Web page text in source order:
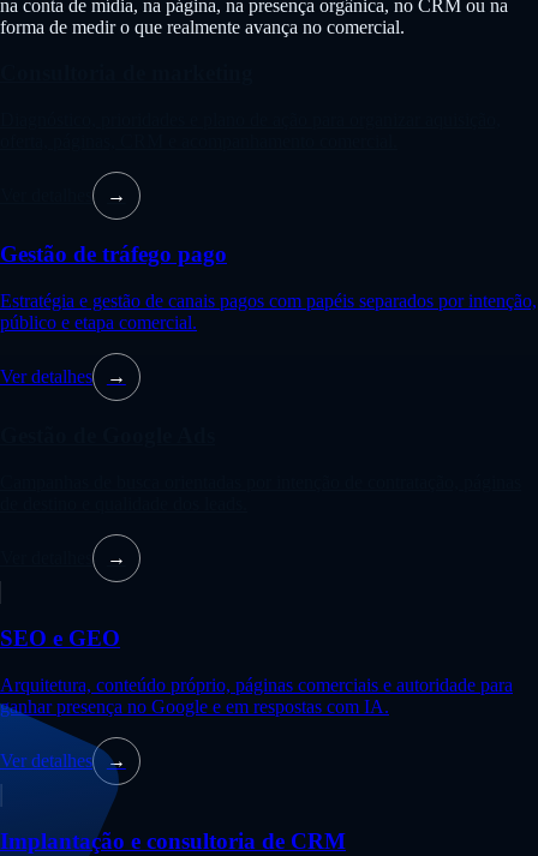
na conta de mídia, na página, na presença orgânica, no CRM ou na
forma de medir o que realmente avança no comercial.
→
Gestão de tráfego pago
Estratégia e gestão de canais pagos com papéis separados por intenção,
público e etapa comercial.
Ver detalhes →
→
SEO e GEO
Arquitetura, conteúdo próprio, páginas comerciais e autoridade para
ganhar presença no Google e em respostas com IA.
Ver detalhes →
Implantação e consultoria de CRM